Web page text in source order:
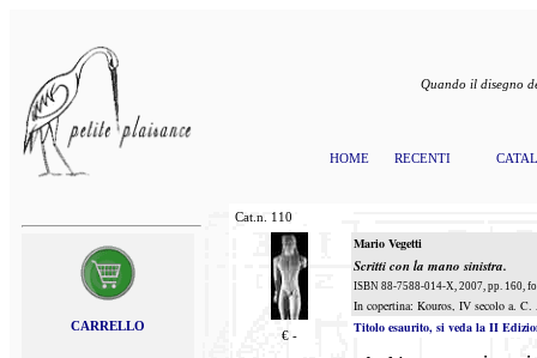
Quando il disegno
HOME RECENTI
CARRELLO
Cat.n. 110
Mario Vegetti
Scritti con la mano sinistra.
ISBN 88-7588-014-X, 2007, pp. 160,
In copertina: Kouros, IV secolo a.
Titolo esaurito, si veda la II
€ -